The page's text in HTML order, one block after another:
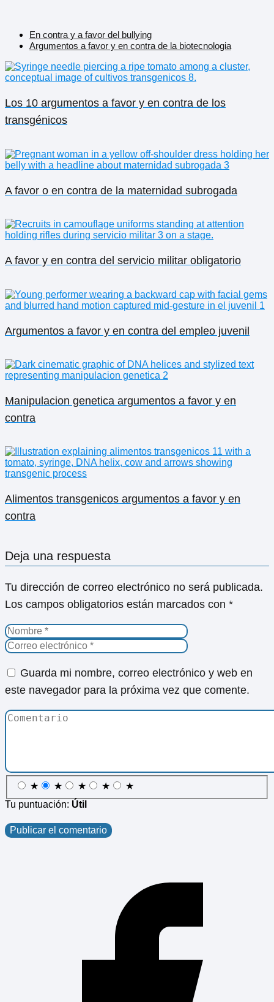
En contra y a favor del bullying
Argumentos a favor y en contra de la biotecnologia
Los 10 argumentos a favor y en contra de los
transgénicos
A favor o en contra de la maternidad subrogada
A favor y en contra del servicio militar obligatorio
Argumentos a favor y en contra del empleo juvenil
Manipulacion genetica argumentos a favor y en
contra
Alimentos transgenicos argumentos a favor y en
contra
Deja una respuesta
Tu dirección de correo electrónico no será publicada.
Los campos obligatorios están marcados con *
Guarda mi nombre, correo electrónico y web en
este navegador para la próxima vez que comente.
★ ★ ★ ★
★
Tu puntuación: Útil